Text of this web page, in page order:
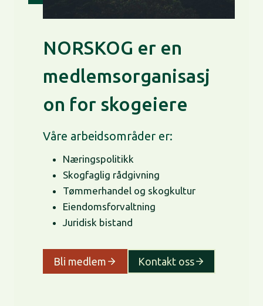
NORSKOG er en
medlemsorganisasj
on for skogeiere
Våre arbeidsområder er:
Næringspolitikk
Skogfaglig rådgivning
Tømmerhandel og skogkultur
Eiendomsforvaltning
Juridisk bistand
Bli medlem Kontakt oss